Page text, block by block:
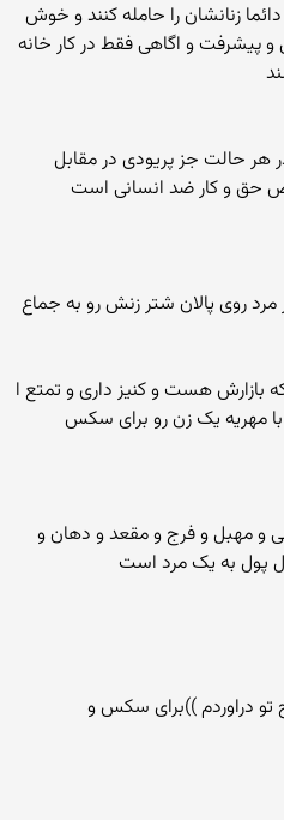
زنانشان را حامله کنند و خوش
پیشرفت و اگاهی فقط در کار خانه
هر حالت جز پریودی در مقابل
حق و کار ضد انسانی است
روی پالان شتر زنش رو به جماع
بازارش هست و کنیز داری و تمتع ا
با مهریه یک زن رو برای سکس
و مهبل و فرج و مقعد و دهان و
پول به یک مرد است
تو دراوردم ))برای سکس و